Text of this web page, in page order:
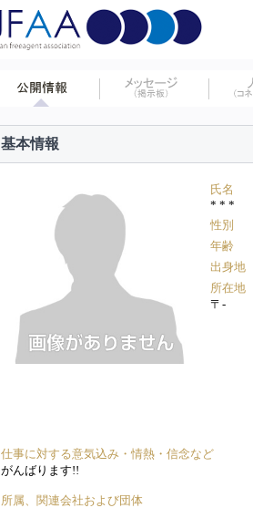
基本情報
氏名
* * *
性別
年齢
出身地
所在地
〒-
仕事に対する意気込み・情熱・信念など
がんばります!!
所属、関連会社および団体